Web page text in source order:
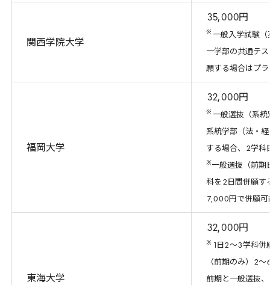
関西学院大学
35,000円
※ 一般入学試験
一学部の共通テ
願する場合はプ
福岡大学
32,000円
※ 一般選抜（系
系統学部（法・
する場合、 2学科
※ 一般選抜（前期
科を 2 日間併願す
7,000 円で併願
東海大学
32,000円
※ 日 2～3学科併
（前期のみ） 2～
前期と一般選抜